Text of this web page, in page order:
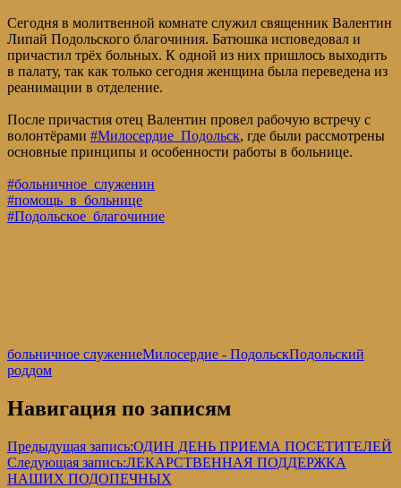
Сегодня в молитвенной комнате служил священник Валентин
Липай Подольского благочиния. Батюшка исповедовал и
причастил трёх больных. К одной из них пришлось выходить
в палату, так как только сегодня женщина была переведена из
реанимации в отделение.
После причастия отец Валентин провел рабочую встречу с
волонтёрами #Милосердие_Подольск, где были рассмотрены
основные принципы и особенности работы в больнице.
#больничное_служенин
#помощь_в_больнице
#Подольское_благочиние
больничное служениеМилосердие - ПодольскПодольский
роддом
Навигация по записям
Предыдущая запись:ОДИН ДЕНЬ ПРИЕМА ПОСЕТИТЕЛЕЙ
Следующая запись:ЛЕКАРСТВЕННАЯ ПОДДЕРЖКА
НАШИХ ПОДОПЕЧНЫХ